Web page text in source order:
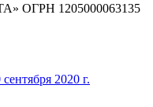
ОГРН 1205000063135
2020 г.